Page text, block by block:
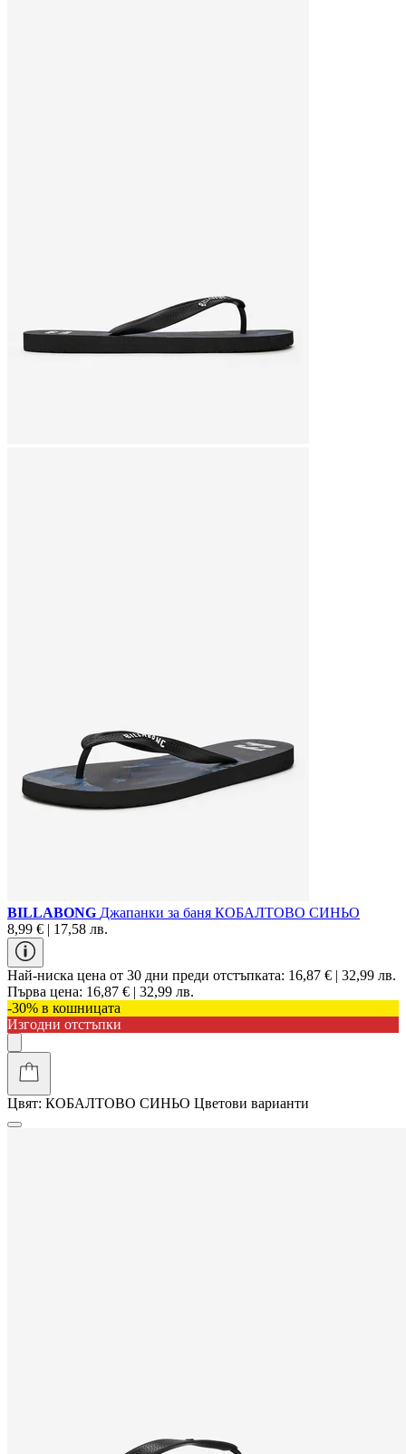
BILLABONG Джапанки за баня КОБАЛТОВО СИНЬО
8,99 € | 17,58 лв.
Най-ниска цена от 30 дни преди отстъпката: 16,87 € | 32,99 лв.
Първа цена: 16,87 € | 32,99 лв.
-30% в кошницата
Изгодни отстъпки
Цвят: КОБАЛТОВО СИНЬО Цветови варианти